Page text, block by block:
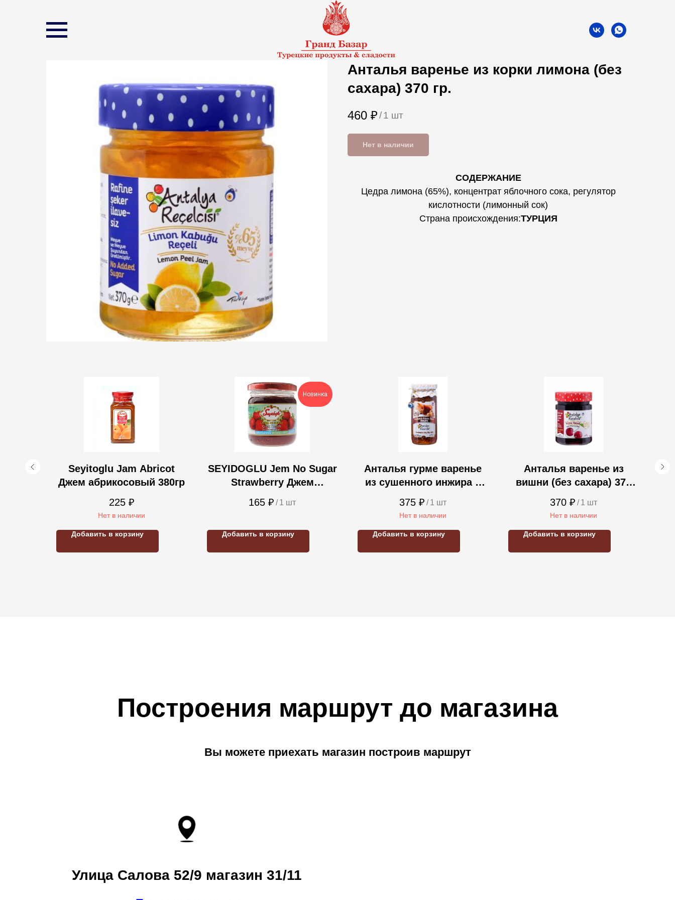
Анталья варенье из корки лимона (без
сахара) 370 гр.
460 ₽/1 шт
Нет в наличии
СОДЕРЖАНИЕ
Цедра лимона (65%), концентрат яблочного сока, регулятор
кислотности (лимонный сок)
Страна происхождения:ТУРЦИЯ
Seyitoglu Jam Abricot
Джем абрикосовый 380гр
225 ₽
Нет в наличии
Добавить в корзину
Новинка
SEYIDOGLU Jem No Sugar
Strawberry Джем
(стекло) 240гр
165 ₽ / 1 шт
Добавить в корзину
Анталья гурме варенье
из сушенного инжира с
375 ₽ / 1 шт
Нет в наличии
Добавить в корзину
Анталья варенье из
вишни (без сахара) 370
370 ₽ / 1 шт
Нет в наличии
Добавить в корзину
Построения маршрут до магазина
Вы можете приехать магазин построив маршрут
Улица Салова 52/9 магазин 31/11